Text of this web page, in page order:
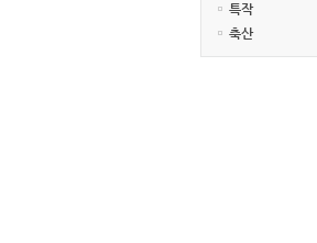
특작
축산